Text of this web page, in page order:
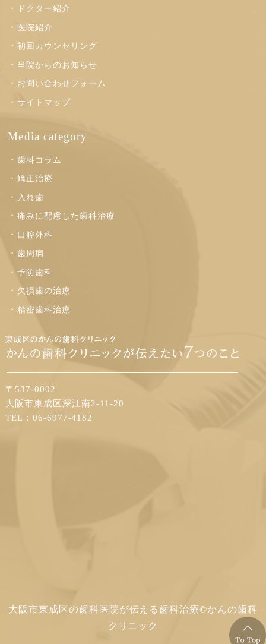
ドクター紹介
医院紹介
初回カウンセリング
当院からのお知らせ
お問い合わせフォーム
サイトマップ
Media category
歯科コラム
矯正治療
入れ歯
痛みに配慮した歯科治療
口腔外科
歯周病
予防歯科
欠損歯の治療
精密歯科治療
〒537-0002
大阪市東成区深江南2-11-20
TEL：06-6977-4182
大阪市東成区の歯科医院が伝える歯科治療©かんの歯科
クリニック